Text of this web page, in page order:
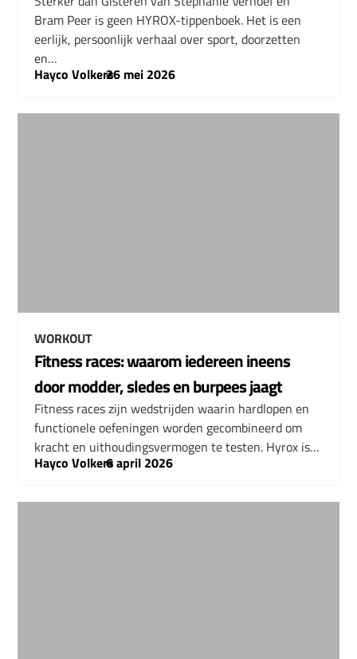
Bram Peer is geen HYROX-tippenboek. Het is een
eerlijk, persoonlijk verhaal over sport, doorzetten
en…
Hayco Volkers
–
26 mei 2026
WORKOUT
Fitness races: waarom iedereen ineens
door modder, sledes en burpees jaagt
Fitness races zijn wedstrijden waarin hardlopen en
functionele oefeningen worden gecombineerd om
kracht en uithoudingsvermogen te testen. Hyrox is…
Hayco Volkers
–
6 april 2026